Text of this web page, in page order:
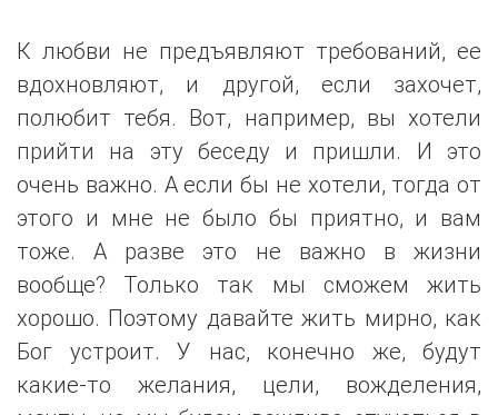
К любви не предъявляют требований, ее
вдохновляют, и другой, если захочет,
полюбит тебя. Вот, например, вы хотели
прийти на эту беседу и пришли. И это
очень важно. А если бы не хотели, тогда от
этого и мне не было бы приятно, и вам
тоже. А разве это не важно в жизни
вообще? Только так мы сможем жить
хорошо. Поэтому давайте жить мирно, как
Бог устроит. У нас, конечно же, будут
какие-то желания, цели, вожделения,